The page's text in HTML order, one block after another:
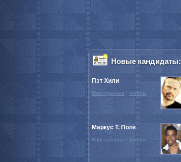
Новые кандидаты:
Пэт Хили
Иностранные / Актёры
Маркус Т. Полк
Иностранные / Актёры